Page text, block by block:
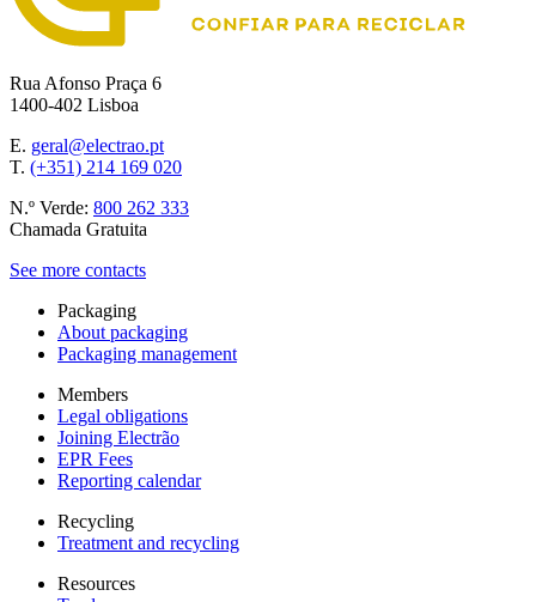
Rua Afonso Praça 6
1400-402 Lisboa
E. geral@electrao.pt
T. (+351) 214 169 020
N.º Verde: 800 262 333
Chamada Gratuita
See more contacts
Packaging
About packaging
Packaging management
Members
Legal obligations
Joining Electrão
EPR Fees
Reporting calendar
Recycling
Treatment and recycling
Resources